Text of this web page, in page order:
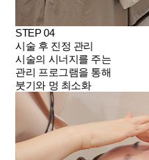
STEP 04
시술 후 진정 관리
시술의 시너지를 주는
관리 프로그램을 통해
붓기와 멍 최소화